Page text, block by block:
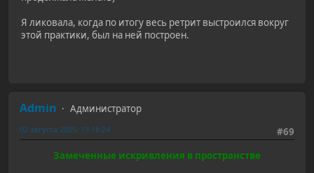
Я ликовала, когда по итогу весь ретрит выстроился вокруг
этой практики, был на ней построен.
Admin
Администратор
#69
02 августа 2025, 15:18:24
Замеченные искривления в пространстве